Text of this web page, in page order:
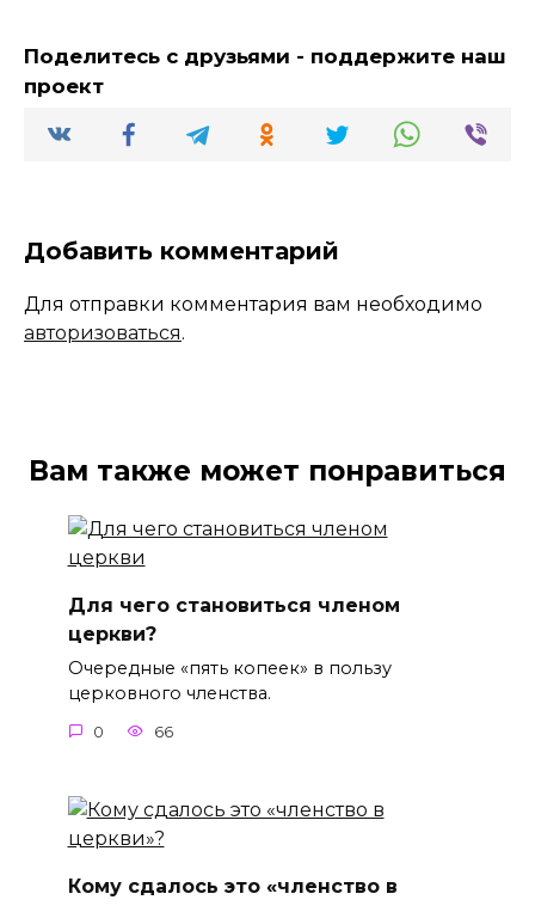
Поделитесь с друзьями - поддержите наш
проект
Добавить комментарий
Для отправки комментария вам необходимо
авторизоваться.
Вам также может понравиться
Для чего становиться членом
церкви?
Очередные «пять копеек» в пользу
церковного членства.
0 66
Кому сдалось это «членство в